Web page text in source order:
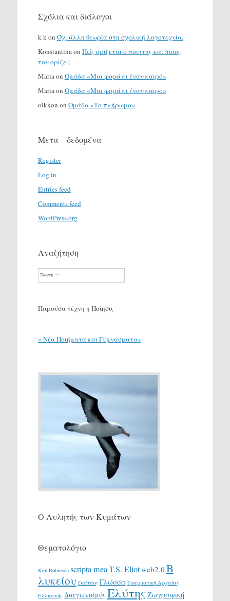
Σχόλια και διάλογοι
k kon Όχι άλλη θεωρία στη σχολική λογοτεχνία.
Konstantinaon Πώς ορίζεται ο ποιητής και ποιος
τον ορίζει;
Mariaon Ομάδα «Μια φορά κι έναν καιρό»
Mariaon Ομάδα «Μια φορά κι έναν καιρό»
oikkon on Ομάδα «Το πλήρωμα»
Μετα – δεδομένα
Register
Log in
Entries feed
Comments feed
WordPress.org
Αναζήτηση
Search
Παρούσα τέχνη η Ποίησις
« Νέα Ποιήματα και Γυμνάσματα»
Ο Αυλητής των Κυμάτων
Θεματολόγιο
Ken Robinson scripta meaT.S. Eliotweb2.0 Β
λυκείου Γκάτσος Γλώσσα Γραμματική Αρχαίας
Ελληνικής ΔιαγωνισμόςΕλύτης Ζωγραφική